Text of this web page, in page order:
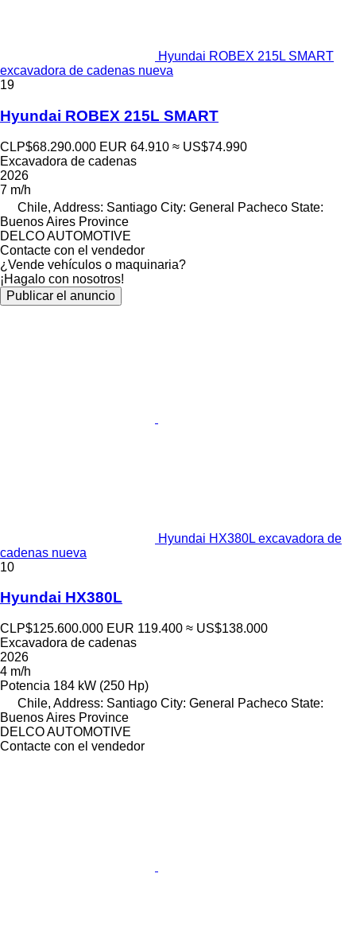
Hyundai ROBEX 215L SMART
excavadora de cadenas nueva
19
Hyundai ROBEX 215L SMART
CLP$68.290.000 EUR 64.910 ≈ US$74.990
Excavadora de cadenas
2026
7 m/h
Chile, Address: Santiago City: General Pacheco State:
Buenos Aires Province
DELCO AUTOMOTIVE
Contacte con el vendedor
¿Vende vehículos o maquinaria?
¡Hagalo con nosotros!
Publicar el anuncio
Hyundai HX380L excavadora de
cadenas nueva
10
Hyundai HX380L
CLP$125.600.000 EUR 119.400 ≈ US$138.000
Excavadora de cadenas
2026
4 m/h
Potencia 184 kW (250 Hp)
Chile, Address: Santiago City: General Pacheco State:
Buenos Aires Province
DELCO AUTOMOTIVE
Contacte con el vendedor